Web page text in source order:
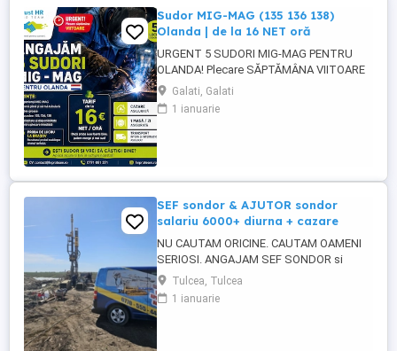
Sudor MIG-MAG (135 136 138)
Olanda | de la 16 NET oră
URGENT 5 SUDORI MIG-MAG PENTRU
OLANDA! Plecare SĂPTĂMÂNA VIITOARE
Tarif de la 16 NET oră și poate crește în
funcție de proba de lucru! Căutăm sudori
MIG-MAG cu experiență, pregătiți pentru
Galati, Galati
1 ianuarie
SEF sondor & AJUTOR sondor
salariu 6000+ diurna + cazare
NU CAUTAM ORICINE. CAUTAM OAMENI
SERIOSI. ANGAJAM SEF SONDOR si
AJUTOR SONDOR FORAJE PUTURI APA
Vrei salariu bun, cazare asigurata,
program clar si stabilitate pe termen lung?
Tulcea, Tulcea
1 ianuarie